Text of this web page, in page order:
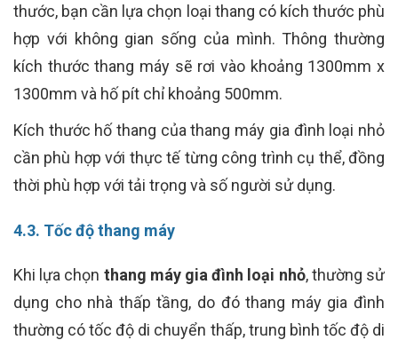
thước, bạn cần lựa chọn loại thang có kích thước phù
hợp với không gian sống của mình. Thông thường
kích thước thang máy sẽ rơi vào khoảng 1300mm x
1300mm và hố pít chỉ khoảng 500mm.
Kích thước hố thang của thang máy gia đình loại nhỏ
cần phù hợp với thực tế từng công trình cụ thể, đồng
thời phù hợp với tải trọng và số người sử dụng.
4.3. Tốc độ thang máy
Khi lựa chọn thang máy gia đình loại nhỏ, thường sử
dụng cho nhà thấp tầng, do đó thang máy gia đình
thường có tốc độ di chuyển thấp, trung bình tốc độ di